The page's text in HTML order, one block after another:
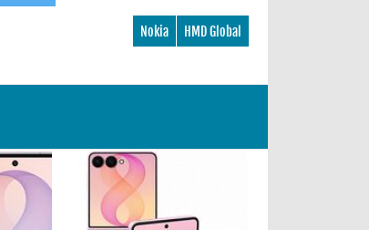
HMD Global
Nokia